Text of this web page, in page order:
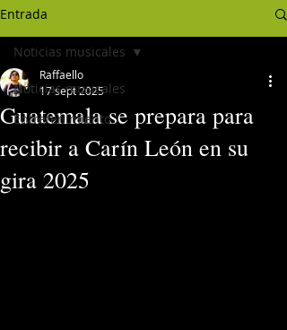
Entrada
Noticias musicales
Entretenimiento
Noticias musicales
Guatemala se prepara para
recibir a Carín León en su
gira 2025
Raffaello
17 sept 2025